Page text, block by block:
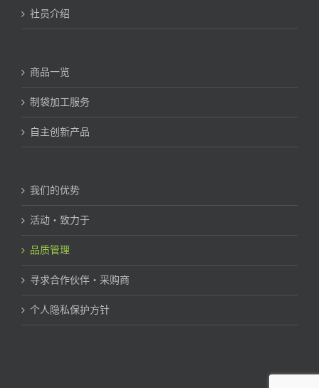
社员介绍
商品一览
制袋加工服务
自主创新产品
我们的优势
活动・致力于
品质管理
寻求合作伙伴・采购商
个人隐私保护方针